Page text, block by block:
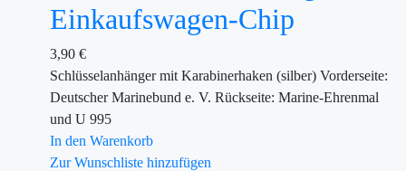
Einkaufswagen-Chip
3,90 €
Schlüsselanhänger mit Karabinerhaken (silber) Vorderseite:
Deutscher Marinebund e. V. Rückseite: Marine-Ehrenmal
und U 995
In den Warenkorb
Zur Wunschliste hinzufügen